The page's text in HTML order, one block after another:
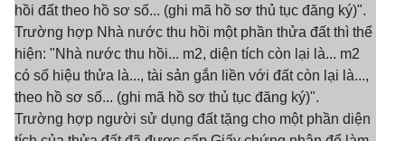
hồi đất theo hồ sơ số... (ghi mã hồ sơ thủ tục đăng ký)".
Trường hợp Nhà nước thu hồi một phần thửa đất thì thể
hiện: "Nhà nước thu hồi... m2, diện tích còn lại là... m2
có số hiệu thửa là..., tài sản gắn liền với đất còn lại là...,
theo hồ sơ số... (ghi mã hồ sơ thủ tục đăng ký)".
Trường hợp người sử dụng đất tặng cho một phần diện